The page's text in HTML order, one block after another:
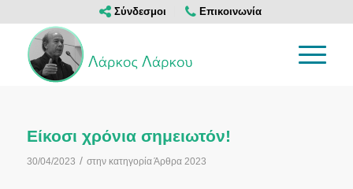
Σύνδεσμοι Επικοινωνία
Είκοσι χρόνια σημειωτόν!
30/04/2023 / στην κατηγορίαΆρθρα 2023